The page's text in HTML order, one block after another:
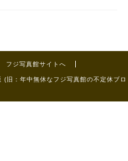
フジ写真館サイトへ
：年中無休なフジ写真館の不定休ブロ